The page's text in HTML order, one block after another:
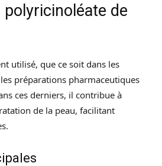
de
utilisé, que ce soit dans les
préparations pharmaceutiques
ces derniers, il contribue à
de la peau, facilitant